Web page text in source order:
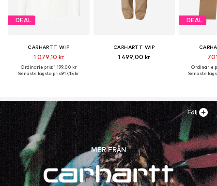
DEAL
CARHARTT WIP
1 079,10 kr
Ordinarie pris: 1 199,00 kr
Senaste lägsta pris:917,15 kr
CARHARTT WIP
1 499,00 kr
DEAL
Ordinarie
Senaste
MER FRÅN
Följ